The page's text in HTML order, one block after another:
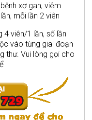
xơ gan, viêm
mỗi lần 2 viên
4 viên/1 lần, số lần
vào từng giai đoạn
thư. Vui lòng gọi cho